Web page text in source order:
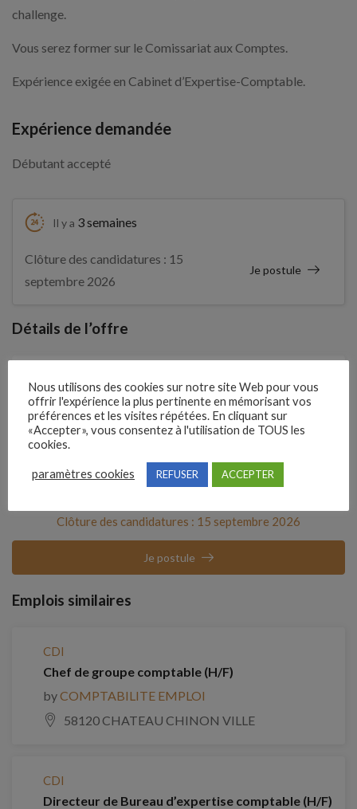
challenge.
Vous serez former sur le Comissariat aux Comptes.
Expérience exigée en Cabinet d’Expertise-Comptable.
Expérience demandée
Débutant accepté
Il y a 3 semaines
Clôture des candidatures : 15
septembre 2026
Je postule
Détails de l’offre
Entreprise qui propose l'emploi
LE CABRH
Référence
211JBTW
Clôture des candidatures : 15 septembre 2026
Je postule
Emplois similaires
CDI
Chef de groupe comptable (H/F)
byCOMPTABILITE EMPLOI
58120 CHATEAU CHINON VILLE
CDI
Directeur de Bureau d’expertise comptable (H/F)
Nous utilisons des cookies sur notre site Web pour vous
offrir l'expérience la plus pertinente en mémorisant vos
préférences et les visites répétées. En cliquant sur
«Accepter», vous consentez à l'utilisation de TOUS les
cookies.
paramètres cookies REFUSER ACCEPTER